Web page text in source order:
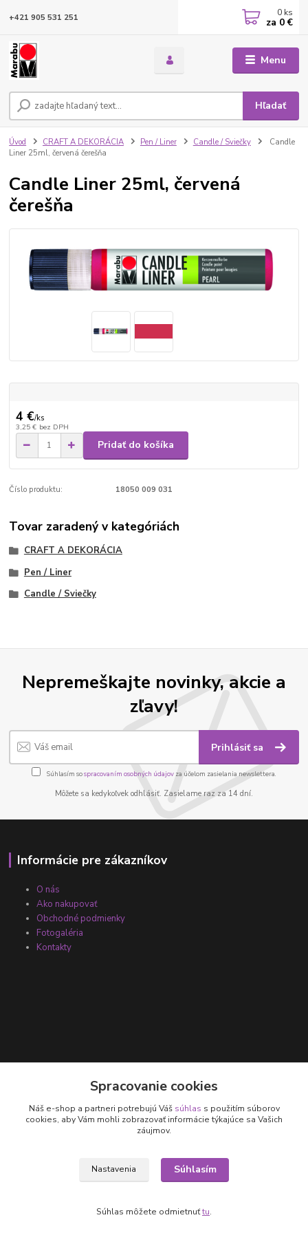
Menu
Hľadať
+421 905 531 251 0 ks
za 0 €
Úvod CRAFT A DEKORÁCIA Pen / Liner Candle / Sviečky
Candle
Liner 25ml, červená čerešňa
Candle Liner 25ml, červená
čerešňa
4 €/ks
3,25 € bez DPH
Pridať do košíka
Číslo produktu: 18050 009 031
Tovar zaradený v kategóriách
CRAFT A DEKORÁCIA
Pen / Liner
Candle / Sviečky
Nepremeškajte novinky, akcie a
zľavy!
Prihlásiť sa
Súhlasím sospracovaním osobných údajov za účelom zasielania newslettera.
Môžete sa kedykoľvek odhlásiť. Zasielame raz za 14 dní.
Informácie pre zákazníkov
O nás
Ako nakupovať
Obchodné podmienky
Fotogaléria
Kontakty
+421 905 531 251
Spracovanie cookies
Náš e-shop a partneri potrebujú Váš súhlas s použitím súborov
cookies, aby Vám mohli zobrazovať informácie týkajúce sa Vašich
záujmov.
Nastavenia Súhlasím
Súhlas môžete odmietnuťtu.